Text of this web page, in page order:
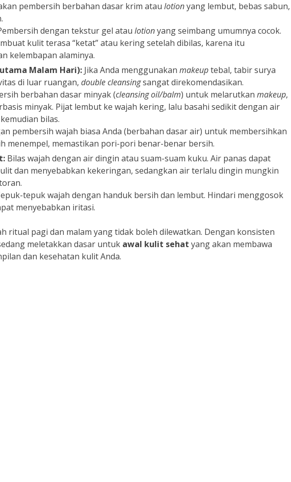
pembersih berbahan dasar krim atau lotionyang lembut, bebas sabun,
dengan tekstur gel atau lotionyang seimbang umumnya cocok.
kulit terasa “ketat” atau kering setelah dibilas, karena itu
kelembapan alaminya.
Malam Hari): Jika Anda menggunakan makeuptebal, tabir surya
di luar ruangan, double cleansingsangat direkomendasikan.
berbahan dasar minyak (cleansing oil/balm) untuk melarutkan makeup,
minyak. Pijat lembut ke wajah kering, lalu basahi sedikit dengan air
bilas.
pembersih wajah biasa Anda (berbahan dasar air) untuk membersihkan
menempel, memastikan pori-pori benar-benar bersih.
Bilas wajah dengan air dingin atau suam-suam kuku. Air panas dapat
dan menyebabkan kekeringan, sedangkan air terlalu dingin mungkin
tepuk wajah dengan handuk bersih dan lembut. Hindari menggosok
menyebabkan iritasi.
ritual pagi dan malam yang tidak boleh dilewatkan. Dengan konsisten
meletakkan dasar untuk awal kulit sehat yang akan membawa
dan kesehatan kulit Anda.